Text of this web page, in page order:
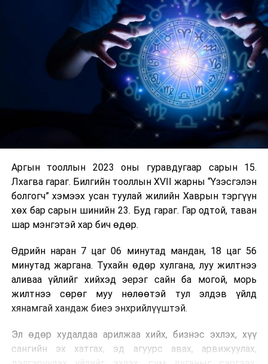
Аргын тооллын 2023 оны гуравдугаар сарын 15.
Лхагва гараг. Билгийн тооллын XVII жарны “Үзэсгэлэн
болгогч” хэмээх усан туулай жилийн Хаврын тэргүүн
хөх бар сарын шинийн 23. Буд гараг. Гар одтой, таван
шар мэнгэтэй хар бич өдөр.
Өдрийн наран 7 цаг 06 минутад мандан, 18 цаг 56
минутад жаргана. Тухайн өдөр хулгана, луу жилтнээ
аливаа үйлийг хийхэд эерэг сайн ба могой, морь
жилтнээ сөрөг муу нөлөөтэй тул элдэв үйлд
хянамгай хандаж биеэ энхрийлүүштэй.
Эл өдөр худалдаа арилжаа хийх, бизнэс эхлэх, хүү
сангийн эх хатгах, эд агуурс авах, арвижуулах,